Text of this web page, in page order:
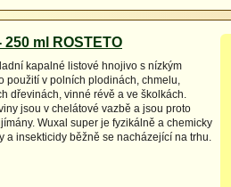
ml ROSTETO
kapalné listové hnojivo s nízkým
použití v polních plodinách, chmelu,
dřevinách, vinné révě a ve školkách.
jsou v chelátové vazbě a jsou proto
Wuxal super je fyzikálně a chemicky
a insekticidy běžně se nacházející na trhu.